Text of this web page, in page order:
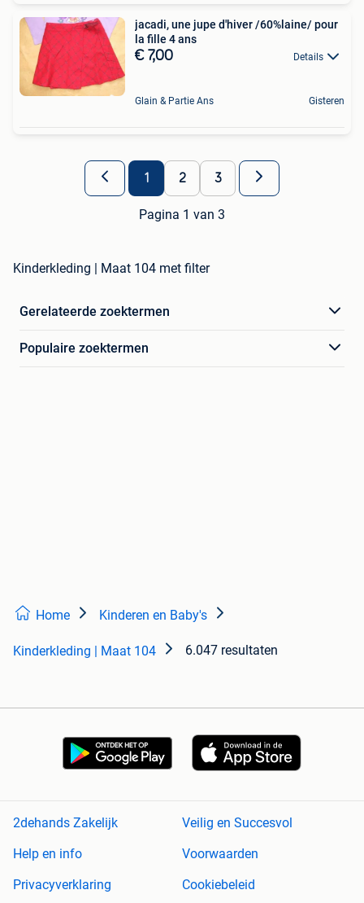
jacadi, une jupe d'hiver /60%laine/ pour
la fille 4 ans
€ 7,00 Details
Glain & Partie Ans Gisteren
1 2 3
Pagina 1 van 3
Kinderkleding | Maat 104 met filter
Gerelateerde zoektermen
Populaire zoektermen
Home Kinderen en Baby's
Kinderkleding | Maat 104 6.047 resultaten
2dehands Zakelijk
Veilig en Succesvol
Help en info
Voorwaarden
Privacyverklaring
Cookiebeleid